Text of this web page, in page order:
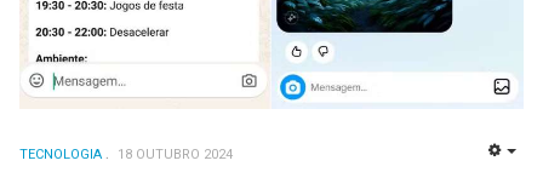
TECNOLOGIA 18 OUTUBRO 2024